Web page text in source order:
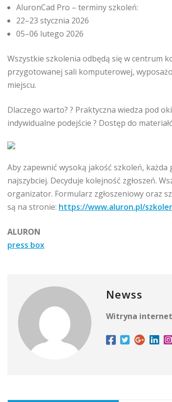
AluronCad Pro – terminy szkoleń:
22–23 stycznia 2026
05–06 lutego 2026
Wszystkie szkolenia odbędą się w centrum
przygotowanej sali komputerowej,
miejscu.
Dlaczego warto? ? Praktyczna wiedza pod
indywidualne podejście ? Dostęp do
Aby zapewnić wysoką jakość szkoleń,
najszybciej. Decyduje kolejność zgłoszeń.
organizator. Formularz zgłoszeniowy oraz
są na stronie: https://www.aluron.pl/
ALURON
press box
Newss
Witryna